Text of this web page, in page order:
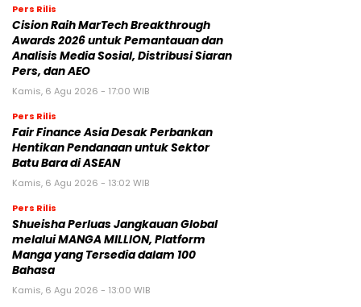
Pers Rilis
Cision Raih MarTech Breakthrough
Awards 2026 untuk Pemantauan dan
Analisis Media Sosial, Distribusi Siaran
Pers, dan AEO
Kamis, 6 Agu 2026 - 17:00 WIB
Pers Rilis
Fair Finance Asia Desak Perbankan
Hentikan Pendanaan untuk Sektor
Batu Bara di ASEAN
Kamis, 6 Agu 2026 - 13:02 WIB
Pers Rilis
Shueisha Perluas Jangkauan Global
melalui MANGA MILLION, Platform
Manga yang Tersedia dalam 100
Bahasa
Kamis, 6 Agu 2026 - 13:00 WIB